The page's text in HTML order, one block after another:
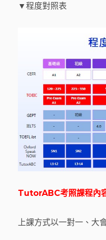
▼程度對照表
TutorABC考照課程內
上課方式以一對一、大